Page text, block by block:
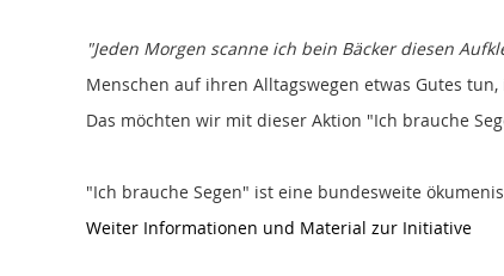
"Jeden Morgen scanne ich bein Bäcker diesen
Menschen auf ihren Alltagswegen etwas Gutes
Das möchten wir mit dieser Aktion "Ich brauche
"Ich brauche Segen" ist eine bundesweite
Weiter Informationen und Material zur Initiative